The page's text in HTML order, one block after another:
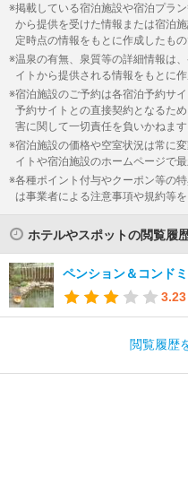
掲載している宿泊施設や宿泊プラ
から提供を受けた情報または宿泊
定時点の情報をもとに作成したもの
温泉の有無、泉質等の詳細情報は
イトから提供される情報をもとに作
宿泊施設のご予約は各宿泊予約サ
予約サイトとの直接契約となるた
害に関して一切責任を負いかねます
宿泊施設の価格や空室状況は常に
イトや宿泊施設のホームページで
各種ポイント付与やクーポン等の
は事業者による注意事項や規約等
ホテルやスポットの閲覧履
ペンション＆コンド
3.23
閲覧履歴